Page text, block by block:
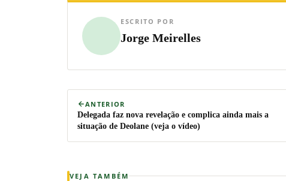
ESCRITO POR
Jorge Meirelles
ANTERIOR
Delegada faz nova revelação e complica ainda mais a
situação de Deolane (veja o vídeo)
VEJA TAMBÉM